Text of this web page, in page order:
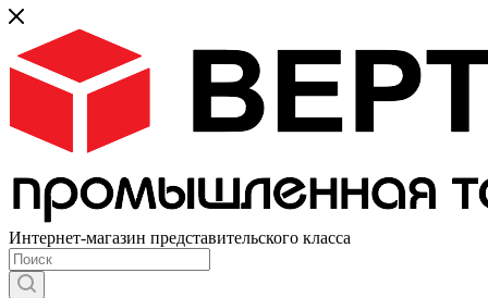
Интернет-магазин представительского класса